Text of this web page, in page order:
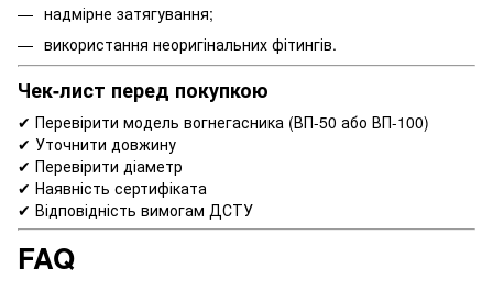
надмірне затягування;
використання неоригінальних фітингів.
Чек-лист перед покупкою
✔ Перевірити модель вогнегасника (ВП-50 або ВП-100)
✔ Уточнити довжину
✔ Перевірити діаметр
✔ Наявність сертифіката
✔ Відповідність вимогам ДСТУ
FAQ